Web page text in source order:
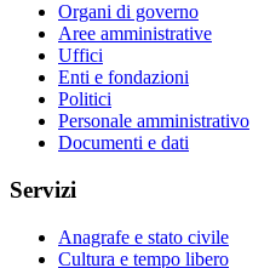
Organi di governo
Aree amministrative
Uffici
Enti e fondazioni
Politici
Personale amministrativo
Documenti e dati
Servizi
Anagrafe e stato civile
Cultura e tempo libero